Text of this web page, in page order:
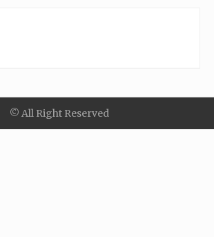
© All Right Reserved